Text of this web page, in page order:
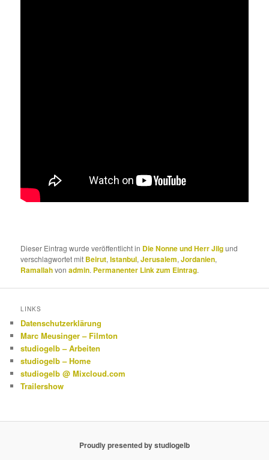
Dieser Eintrag wurde veröffentlicht in Die Nonne und Herr Jilgund
verschlagwortet mit Beirut,Istanbul,Jerusalem,Jordanien,
Ramallahvonadmin. Permanenter Link zum Eintrag.
LINKS
Datenschutzerklärung
Marc Meusinger – Filmton
studiogelb – Arbeiten
studiogelb – Home
studiogelb @ Mixcloud.com
Trailershow
Proudly presented by studiogelb